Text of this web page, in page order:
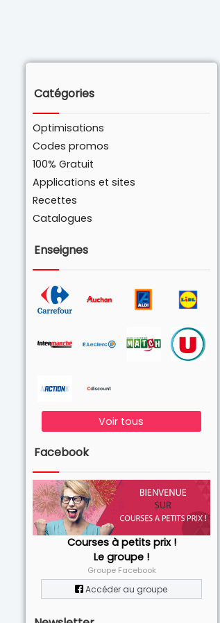
Catégories
Optimisations
Codes promos
100% Gratuit
Applications et sites
Recettes
Catalogues
Enseignes
Voir tous
Facebook
Courses à petits prix !
Le groupe !
Groupe Facebook
Accéder au groupe